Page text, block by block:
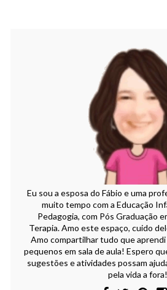
Eu sou a esposa do Fábio e uma
muito tempo com a Educação
Pedagogia, com Pós Graduação
Terapia. Amo este espaço, cuido
Amo compartilhar tudo que
pequenos em sala de aula! Espero
sugestões e atividades possam
pela vida a fora!